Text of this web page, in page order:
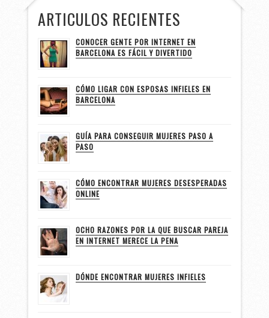
ARTICULOS RECIENTES
CONOCER GENTE POR INTERNET EN
BARCELONA ES FÁCIL Y DIVERTIDO
CÓMO LIGAR CON ESPOSAS INFIELES EN
BARCELONA
GUÍA PARA CONSEGUIR MUJERES PASO A
PASO
CÓMO ENCONTRAR MUJERES DESESPERADAS
ONLINE
OCHO RAZONES POR LA QUE BUSCAR PAREJA
EN INTERNET MERECE LA PENA
DÓNDE ENCONTRAR MUJERES INFIELES